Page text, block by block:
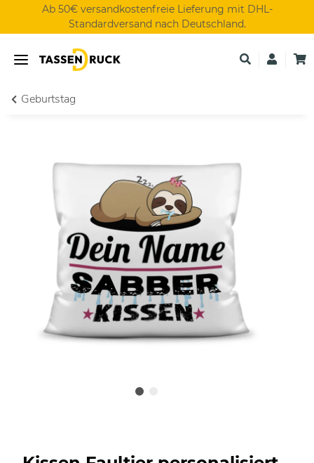
Ab 50€ versandkostenfreie Lieferung mit DHL-
Standardversand nach Deutschland.
Geburtstag